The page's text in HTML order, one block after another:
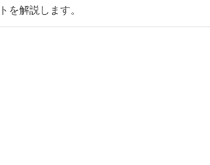
を解説します。